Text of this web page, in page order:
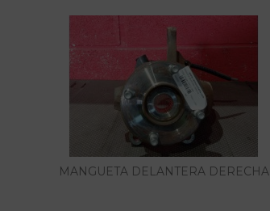
MANGUETA DELANTERA DERECHA